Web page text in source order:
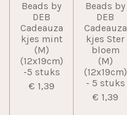
Beads by
DEB
Cadeauza
kjes mint
(M)
(12x19cm)
-5 stuks
€ 1,39
Beads by
DEB
Cadeauza
kjes Ster
bloem
(M)
(12x19cm)
- 5 stuks
€ 1,39